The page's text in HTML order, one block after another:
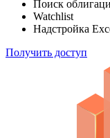
Поиск
Watchlist
Надстройка
Получить доступ